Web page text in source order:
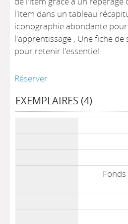
l'item dans un tableau
iconographie abondante
l'apprentissage ; Une fiche
pour retenir l'essentiel.
Réserver
EXEMPLAIRES (4)